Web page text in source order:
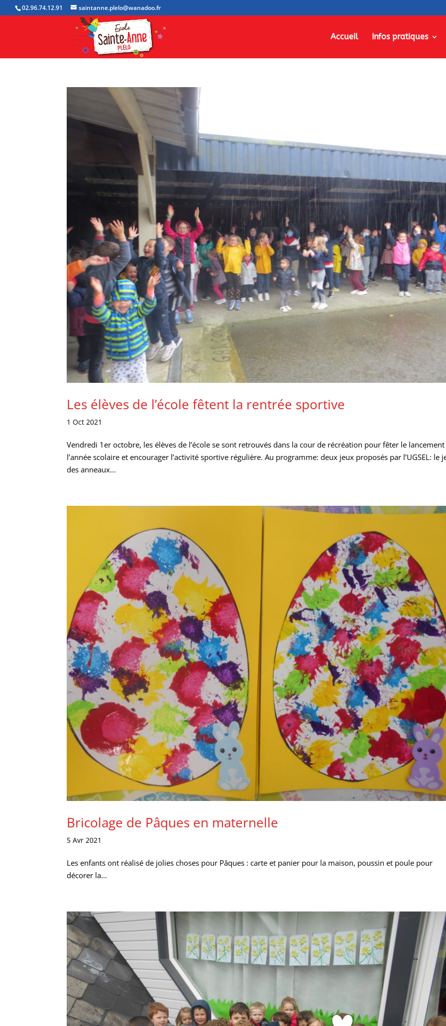
02.96.74.12.91 saintanne.plelo@wanadoo.fr
Accueil Infos pratiques
Les élèves de l’école fêtent la rentrée sportive
1 Oct 2021
Vendredi 1er octobre, les élèves de l’école se sont retrouvés dans la cour de récréation pour fêter le
l’année scolaire et encourager l’activité sportive régulière. Au programme: deux jeux proposés par l’UGSEL: le
des anneaux...
Bricolage de Pâques en maternelle
5 Avr 2021
Les enfants ont réalisé de jolies choses pour Pâques : carte et panier pour la maison, poussin et poule pour
décorer la...